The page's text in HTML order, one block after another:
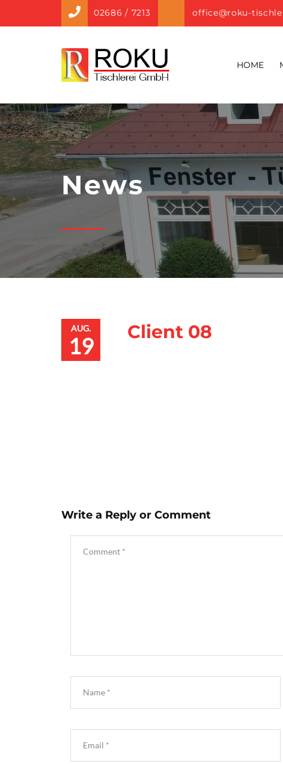
02686 / 7213 office@roku-
HOME
News
AUG.
19
Client 08
Write a Reply or Comment